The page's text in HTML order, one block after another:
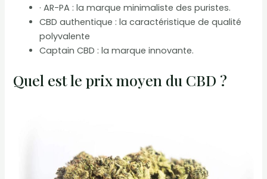
· AR-PA : la marque minimaliste des puristes.
CBD authentique : la caractéristique de qualité
polyvalente
Captain CBD : la marque innovante.
Quel est le prix moyen du CBD ?